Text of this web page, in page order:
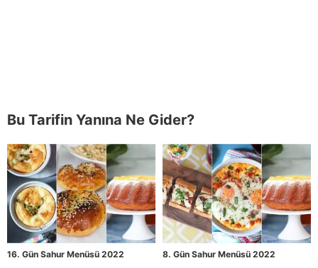
Bu Tarifin Yanına Ne Gider?
16. Gün Sahur Menüsü 2022 8. Gün Sahur Menüsü 2022